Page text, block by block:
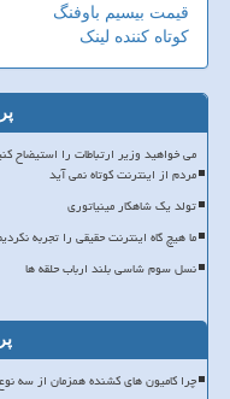
قیمت بیسیم باوفنگ
کوتاه کننده لینک
می خواهید وزیر ارتباطات را استیضاح
مردم از اینترنت کوتاه نمی آید
تولد یک شاهکار مینیاتوری
ما هیچ گاه اینترنت حقیقی را تجربه
نسل سوم شاسی بلند ارباب حلقه ها
چرا کامیون های کشنده همزمان از سه